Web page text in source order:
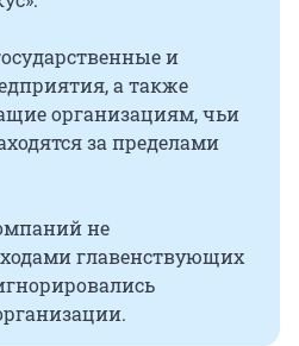
и
а также
организациям, чьи
за пределами
не
главенствующих